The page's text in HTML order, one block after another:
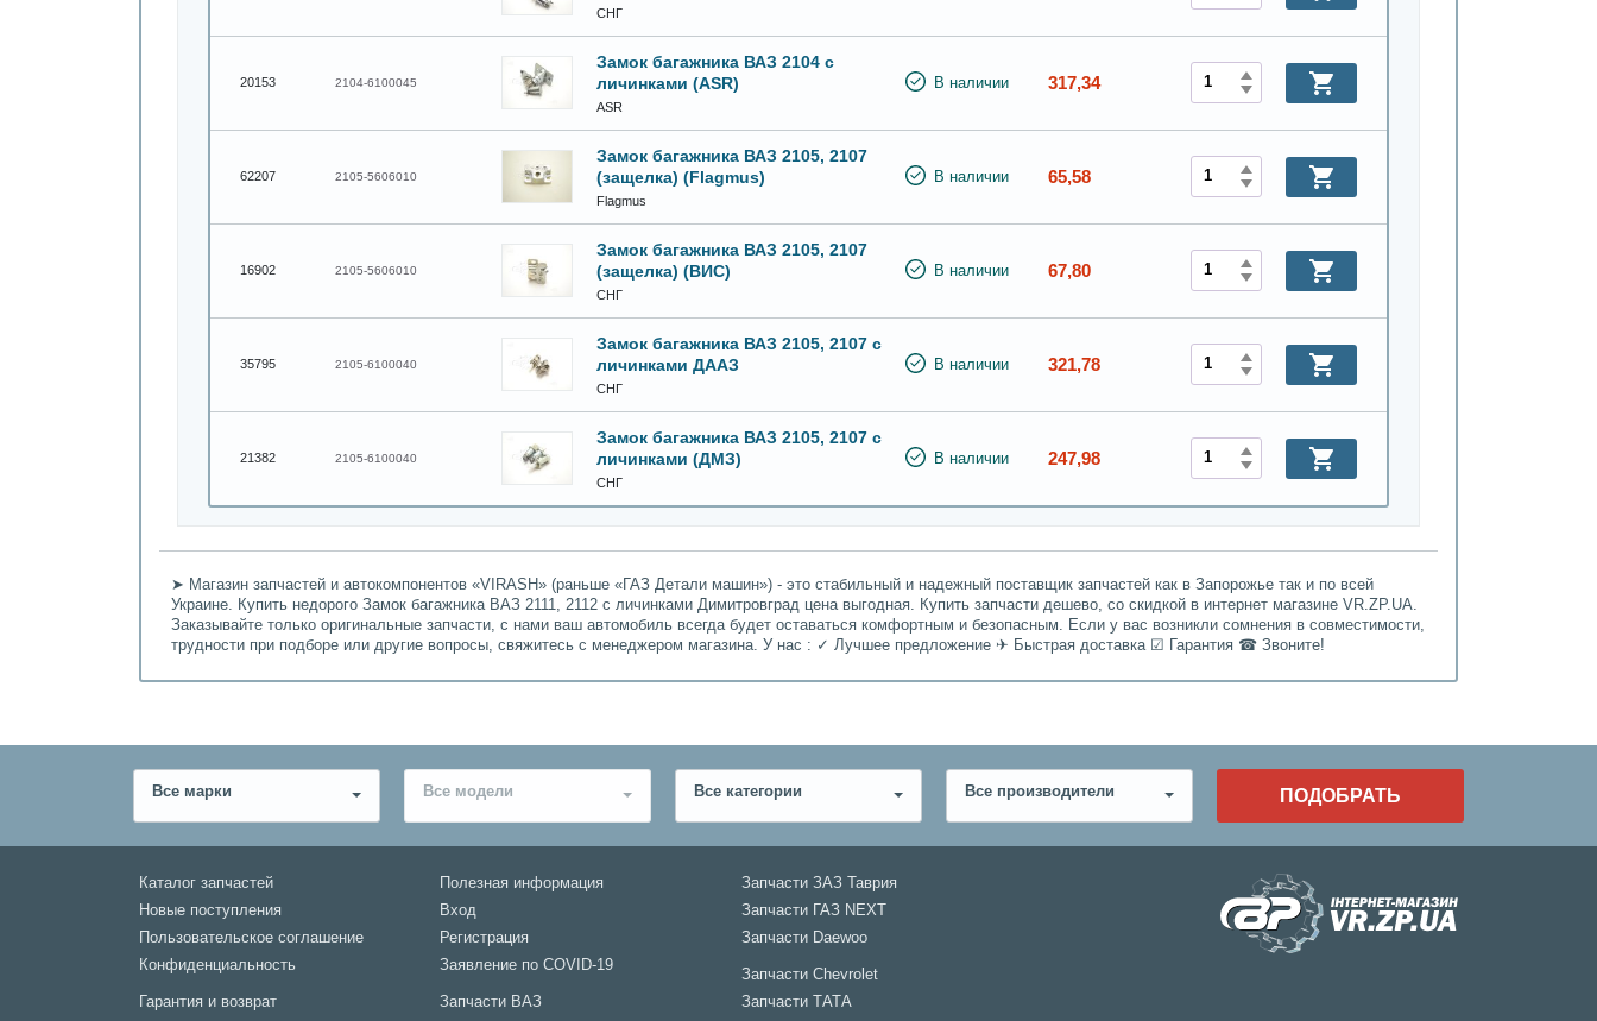
СНГ
20153 2104-6100045
Замок багажника ВАЗ 2104 с
личинками (ASR)
ASR
В наличии 317,34
62207 2105-5606010
Замок багажника ВАЗ 2105, 2107
(защелка) (Flagmus)
Flagmus
В наличии 65,58
16902 2105-5606010
Замок багажника ВАЗ 2105, 2107
(защелка) (ВИС)
СНГ
В наличии 67,80
35795 2105-6100040
Замок багажника ВАЗ 2105, 2107 с
личинками ДААЗ
СНГ
В наличии 321,78
21382 2105-6100040
Замок багажника ВАЗ 2105, 2107 с
личинками (ДМЗ)
СНГ
В наличии 247,98
➤ Магазин запчастей и автокомпонентов «VIRASH» (раньше «ГАЗ Детали машин») - это стабильный и надежный поставщик запчастей как в Запорожье так и по всей
Украине. Купить недорого Замок багажника ВАЗ 2111, 2112 с личинками Димитровград цена выгодная. Купить запчасти дешево, со скидкой в интернет магазине VR.ZP.UA.
Заказывайте только оригинальные запчасти, с нами ваш автомобиль всегда будет оставаться комфортным и безопасным. Если у вас возникли сомнения в совместимости,
трудности при подборе или другие вопросы, свяжитесь с менеджером магазина. У нас : ✓ Лучшее предложение ✈ Быстрая доставка ☑ Гарантия ☎ Звоните!
Все марки Все модели Все категории Все производители ПОДОБРАТЬ
Каталог запчастей
Новые поступления
Пользовательское соглашение
Конфиденциальность
Гарантия и возврат
Полезная информация
Вход
Регистрация
Заявление по COVID-19
Запчасти ВАЗ
Запчасти ЗАЗ Таврия
Запчасти ГАЗ NEXT
Запчасти Daewoo
Запчасти Chevrolet
Запчасти ТАТА